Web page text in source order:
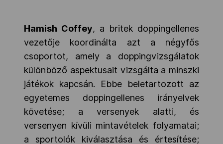
Adatbank
Hamish Coffey, a britek doppingellenes
vezetője koordinálta azt a négyfős
csoportot, amely a doppingvizsgálatok
különböző aspektusait vizsgálta a minszki
játékok kapcsán. Ebbe beletartozott az
egyetemes doppingellenes irányelvek
követése; a versenyek alatti, és
versenyen kívüli mintavételek folyamatai;
a sportolók kiválasztása és értesítése;